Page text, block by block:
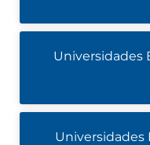
Universidades
Universidades